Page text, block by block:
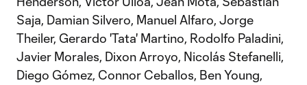
Saja, Damian Silvero, Manuel Alfaro, Jorge
Theiler, Gerardo 'Tata' Martino, Rodolfo Paladini,
Javier Morales, Dixon Arroyo, Nicolás Stefanelli,
Diego Gómez, Connor Ceballos, Ben Young,